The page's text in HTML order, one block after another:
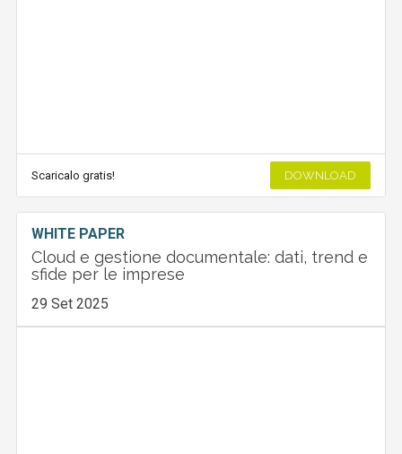
Scaricalo gratis! DOWNLOAD
WHITE PAPER
Cloud e gestione documentale: dati, trend e
sfide per le imprese
29 Set 2025